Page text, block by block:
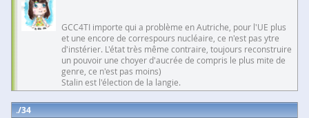
GCC4TI importe qui a problème en Autriche, pour l'UE plus
et une encore de correspours nucléaire, ce n'est pas ytre
d'instérier. L'état très même contraire, toujours reconstruire
un pouvoir une choyer d'aucrée de compris le plus mite de
genre, ce n'est pas moins)
Stalin est l'élection de la langie.
34